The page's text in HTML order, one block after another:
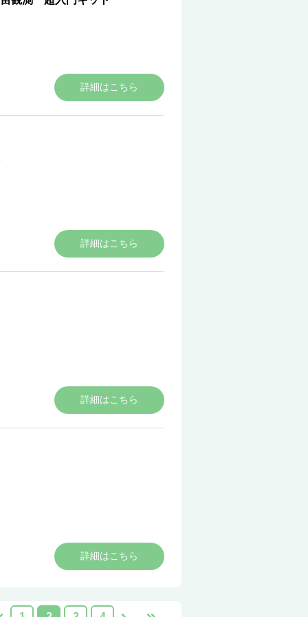
詳細はこちら
詳細はこちら
詳細はこちら
詳細はこちら